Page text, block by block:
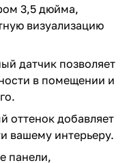
3,5 дюйма,
визуализацию
датчик позволяет
в помещении и
оттенок добавляет
вашему интерьеру.
панели,